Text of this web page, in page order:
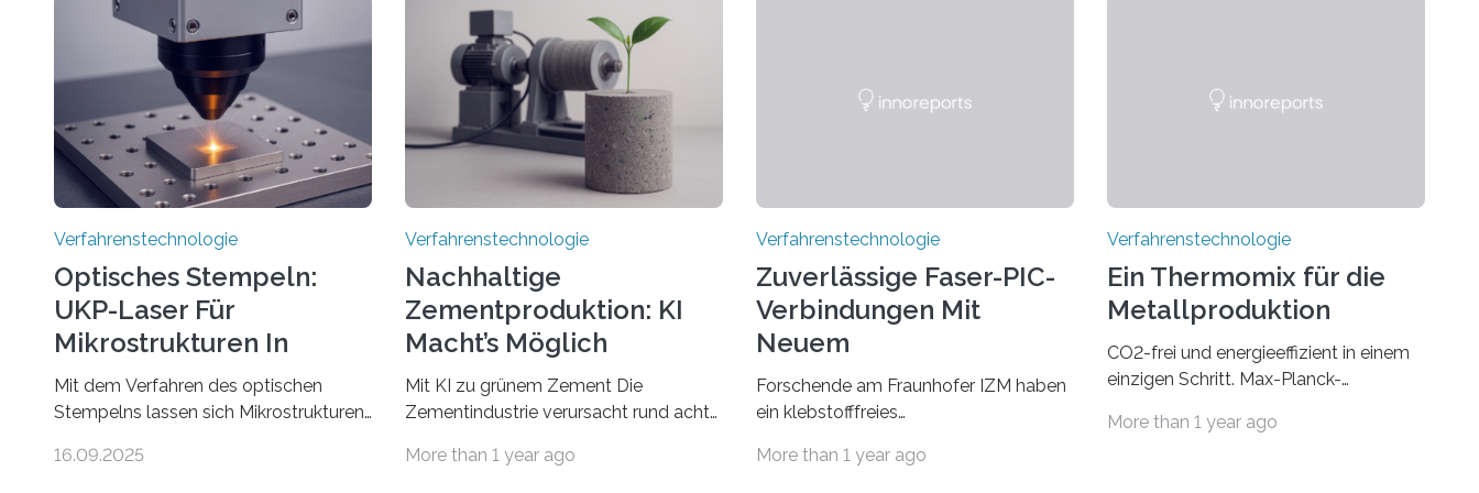
Verfahrenstechnologie
Optisches Stempeln:
UKP-Laser Für
Mikrostrukturen In
Rekordzeit
Mit dem Verfahren des optischen
Stempelns lassen sich Mikrostrukturen
und reproduzierbar erzeugen – ganz
16.09.2025
Verfahrenstechnologie
Nachhaltige
Zementproduktion: KI
Macht’s Möglich
Mit KI zu grünem Zement Die
Zementindustrie verursacht rund acht
– das ist mehr als der gesamte
More than 1 year ago
Verfahrenstechnologie
Zuverlässige Faser-PIC-
Verbindungen Mit
Neuem
Laserschweißverfahren
Forschende am Fraunhofer IZM haben
ein klebstofffreies
photonisch integrierter Schaltkreise
More than 1 year ago
Verfahrenstechnologie
Ein Thermomix für die
Metallproduktion
CO2-frei und energieeffizient in einem
einzigen Schritt. Max-Planck-
Gewinnung, Herstellung, Mischung und
More than 1 year ago